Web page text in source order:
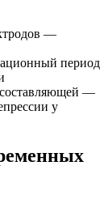
—
период
—
у